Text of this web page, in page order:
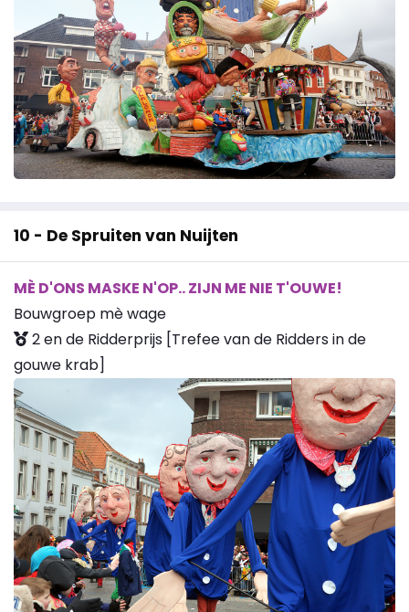
10 - De Spruiten van Nuijten
MÈ D'ONS MASKE N'OP.. ZIJN ME NIE T'OUWE!
Bouwgroep mè wage
2 en de Ridderprijs [Trefee van de Ridders in de
gouwe krab]